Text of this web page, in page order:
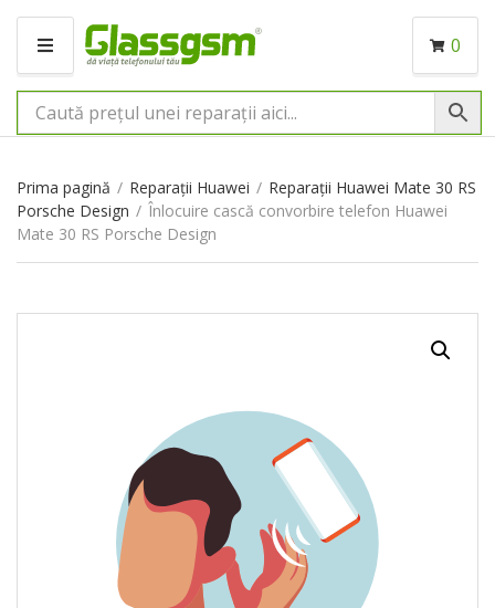
M
N
I
0
Prima pagină / Reparații Huawei / Reparații Huawei Mate 30 RS
Porsche Design / Înlocuire cască convorbire telefon Huawei
Mate 30 RS Porsche Design